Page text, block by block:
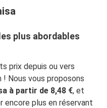
plus abordables
prix depuis ou vers
! Nous vous proposons
à partir de 8,48 €, et
encore plus en réservant